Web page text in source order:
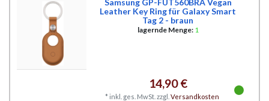
Samsung GP-FUT560BRA Vegan
Leather Key Ring für Galaxy Smart
Tag 2 - braun
lagernde Menge: 1
14,90 €
* inkl. ges. MwSt. zzgl. Versandkosten